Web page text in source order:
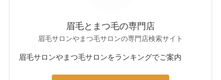
眉毛とまつ毛の専門店
眉毛サロンやまつ毛サロンの専門店検索サイト
眉毛サロンやまつ毛サロンをランキングでご案内